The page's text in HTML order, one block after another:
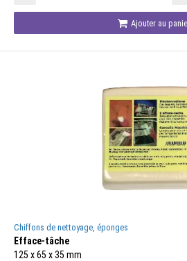
Ajouter au
Chiffons de nettoyage, éponges
Efface-tâche
125 x 65 x 35 mm